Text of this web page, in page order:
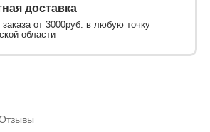
доставка
от 3000руб. в любую точку
области